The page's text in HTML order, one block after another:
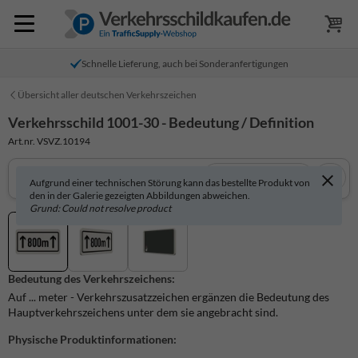
Schnelle Lieferung, auch bei Sonderanfertigungen
Übersicht aller deutschen Verkehrszeichen
Verkehrsschild 1001-30 - Bedeutung / Definition
Art.nr. VSVZ.10194
Aufgrund einer technischen Störung kann das bestellte Produkt von
den in der Galerie gezeigten Abbildungen abweichen.
Grund: Could not resolve product
In 3D anzeigen
Bedeutung des Verkehrszeichens:
Auf ... meter - Verkehrszusatzzeichen ergänzen die Bedeutung des
Hauptverkehrszeichens unter dem sie angebracht sind.
Physische Produktinformationen: